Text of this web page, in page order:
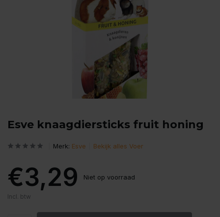
Esve knaagdiersticks fruit honing
Merk: Esve Bekijk alles Voer
€3,29 Niet op voorraad
Incl. btw